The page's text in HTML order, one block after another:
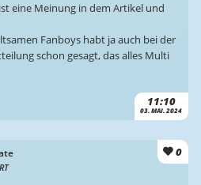
11:10
03. MAI. 2024
eine Meinung in dem Artikel und
Fanboys habt ja auch bei der
schon gesagt, das alles Multi
0